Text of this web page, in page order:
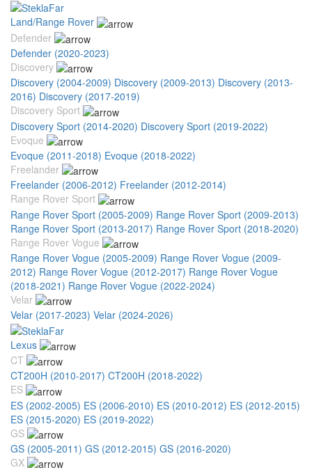
Land/Range Rover
Defender
Defender (2020-2023)
Discovery
Discovery (2004-2009) Discovery (2009-2013) Discovery (2013-
2016) Discovery (2017-2019)
Discovery Sport
Discovery Sport (2014-2020) Discovery Sport (2019-2022)
Evoque
Evoque (2011-2018) Evoque (2018-2022)
Freelander
Freelander (2006-2012) Freelander (2012-2014)
Range Rover Sport
Range Rover Sport (2005-2009) Range Rover Sport (2009-2013)
Range Rover Sport (2013-2017) Range Rover Sport (2018-2020)
Range Rover Vogue
Range Rover Vogue (2005-2009) Range Rover Vogue (2009-
2012) Range Rover Vogue (2012-2017) Range Rover Vogue
(2018-2021) Range Rover Vogue (2022-2024)
Velar
Velar (2017-2023) Velar (2024-2026)
Lexus
CT
CT200H (2010-2017) CT200H (2018-2022)
ES
ES (2002-2005) ES (2006-2010) ES (2010-2012) ES (2012-2015)
ES (2015-2020) ES (2019-2022)
GS
GS (2005-2011) GS (2012-2015) GS (2016-2020)
GX